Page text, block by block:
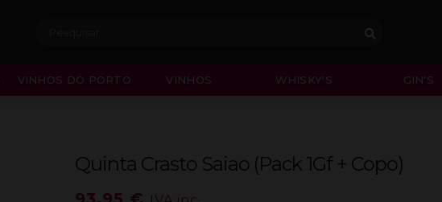
VINHOS DO PORTO VINHOS WHISKY'S GIN'S
Quinta Crasto Saiao (Pack 1Gf + Copo)